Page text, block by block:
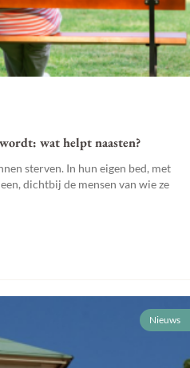
wat helpt naasten?
sterven. In hun eigen bed, met
dichtbij de mensen van wie ze
Nieuws